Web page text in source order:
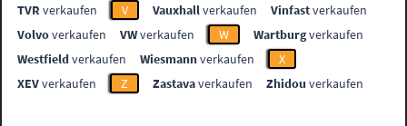
TVR verkaufen V Vauxhallverkaufen Vinfastverkaufen
Volvoverkaufen VWverkaufen W Wartburgverkaufen
Westfieldverkaufen Wiesmannverkaufen
X
XEVverkaufen Z Zastavaverkaufen Zhidou verkaufen